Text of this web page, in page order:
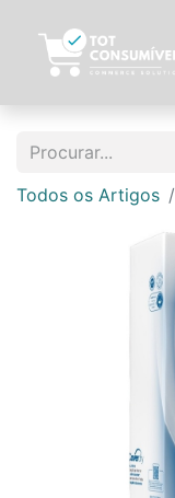
Todos os Artigos